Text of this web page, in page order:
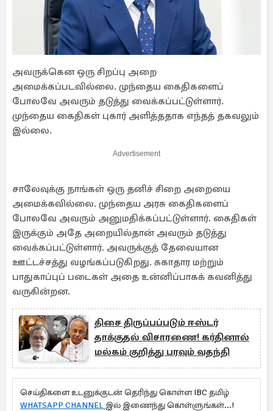
அவருக்கென ஒரு சிறப்பு அறை
அமைக்கப்படவில்லை. முந்தைய கைதிகளைப்
போலவே அவரும் தடுத்து வைக்கப்பட்டுள்ளார்.
முந்தைய கைதிகள் புகார் அளித்ததாக எந்தத் தகவலும்
இல்லை.
Advertisement
சாலேவுக்கு நாங்கள் ஒரு தனிச் சிறை அறையை
அமைக்கவில்லை. முந்தைய அரசு கைதிகளைப்
போலவே அவரும் அனுமதிக்கப்பட்டுள்ளார். கைதிகள்
இருக்கும் அதே அறையில்தான் அவரும் தடுத்து
வைக்கப்பட்டுள்ளார். அவருக்குத் தேவையான
ஊட்டச்சத்து வழங்கப்படுகிறது. சுகாதார மற்றும்
பாதுகாப்புப் படைகள் அதை உன்னிப்பாகக் கவனித்து
வருகின்றன.
திசை திருப்பப்படும் ஈஸ்டர்
தாக்குதல் விசாரணை! கர்தினால்
மல்கம் குறித்து பரவும் வதந்தி
செய்திகளை உடனுக்குடன் தெரிந்து கொள்ள IBC தமிழ்
WHATSAPP CHANNEL இல் இணைந்து கொள்ளுங்கள்...!